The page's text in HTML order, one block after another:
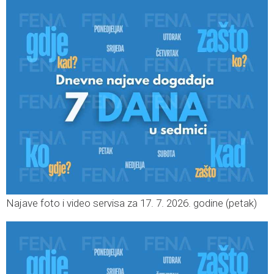
Najave foto i video servisa za 17. 7. 2026. godine (petak)